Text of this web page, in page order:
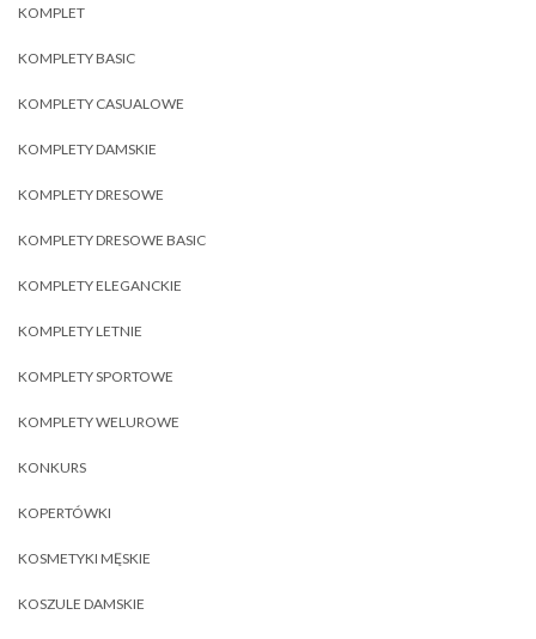
KOMPLET
KOMPLETY BASIC
KOMPLETY CASUALOWE
KOMPLETY DAMSKIE
KOMPLETY DRESOWE
KOMPLETY DRESOWE BASIC
KOMPLETY ELEGANCKIE
KOMPLETY LETNIE
KOMPLETY SPORTOWE
KOMPLETY WELUROWE
KONKURS
KOPERTÓWKI
KOSMETYKI MĘSKIE
KOSZULE DAMSKIE